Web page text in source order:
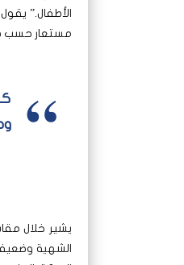
الأطفال.”
مستعار حسب
يشير خلال
الشهية